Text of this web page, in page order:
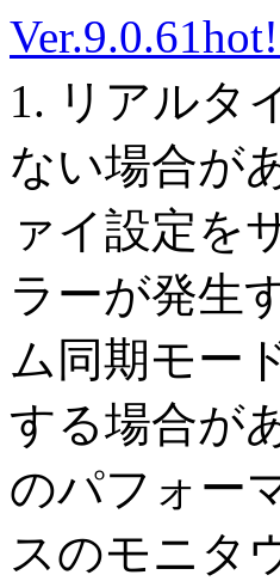
Ver.9.0.61hot!
1. リアルタ
ない場合が
ァイ設定を
ラーが発生
ム同期モー
する場合が
のパフォー
スのモニタ